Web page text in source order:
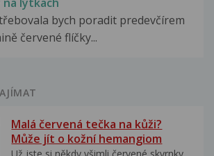
bych poradit predevčírem
červené flíčky...
Malá červená tečka na kůži?
Může jít o kožní hemangiom